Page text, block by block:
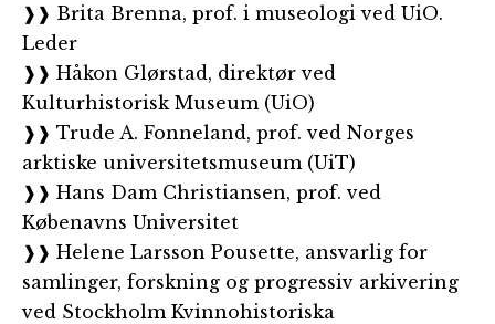
❱❱ Brita Brenna, prof. i museologi ved UiO.
Leder
❱❱ Håkon Glørstad, direktør ved
Kulturhistorisk Museum (UiO)
❱❱ Trude A. Fonneland, prof. ved Norges
arktiske universitetsmuseum (UiT)
❱❱ Hans Dam Christiansen, prof. ved
Købenavns Universitet
❱❱ Helene Larsson Pousette, ansvarlig for
samlinger, forskning og progressiv arkivering
ved Stockholm Kvinnohistoriska